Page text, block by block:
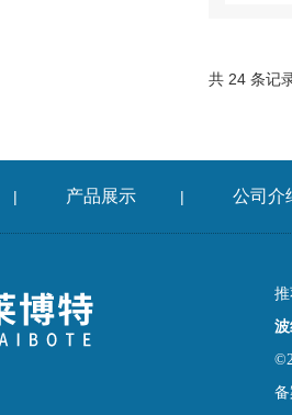
共 24 条记
| 产品展示 | 公司介
备